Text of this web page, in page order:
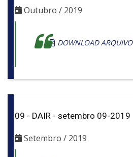
Outubro / 2019
DOWNLOAD ARQUIVO
09 - DAIR - setembro 09-2019
Setembro / 2019